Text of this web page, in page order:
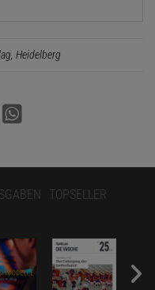
Heidelberg
TOPSELLER